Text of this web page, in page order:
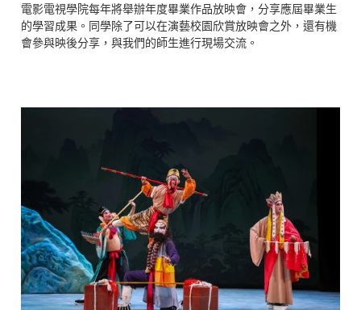
電影電視學院每年將舉辦年度畢業作品放映會，分享應屆畢業生
的學習成果。同學除了可以在演藝校園欣賞放映會之外，還有機
會參與映後分享，與我們的師生進行現場交流。